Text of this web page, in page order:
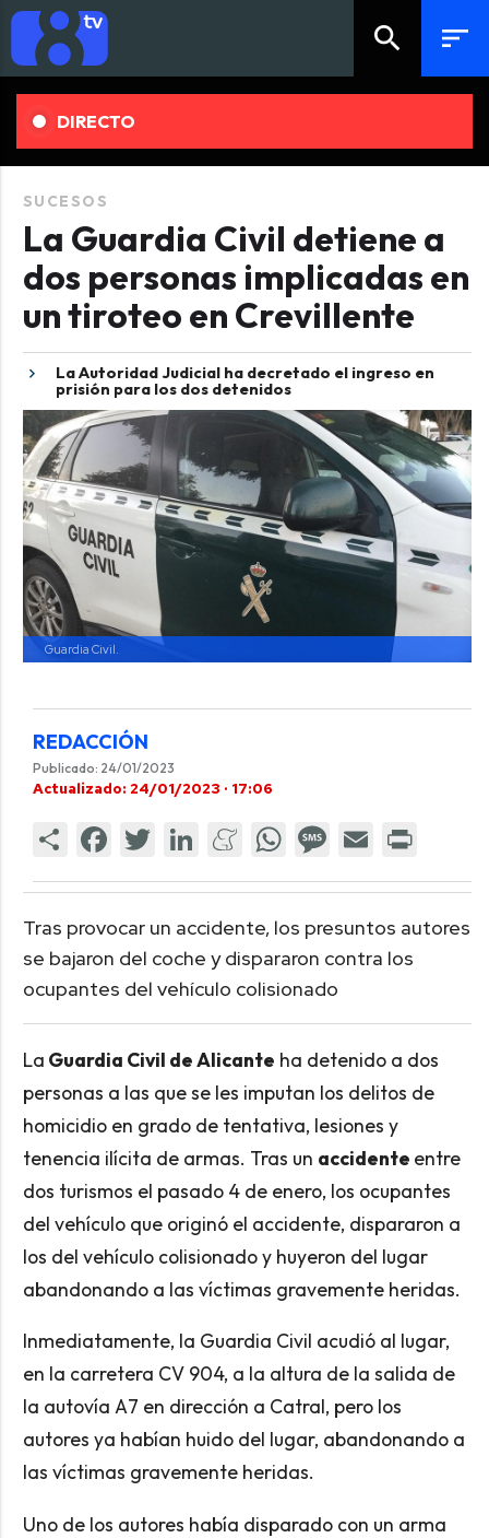
search sort
DIRECTO
SUCESOS
La Guardia Civil detiene a
dos personas implicadas en
un tiroteo en Crevillente
La Autoridad Judicial ha decretado el ingreso en
prisión para los dos detenidos
Guardia Civil.
REDACCIÓN
Publicado: 24/01/2023
Actualizado: 24/01/2023 · 17:06
Tras provocar un accidente, los presuntos autores
se bajaron del coche y dispararon contra los
ocupantes del vehículo colisionado
La Guardia Civil de Alicante ha detenido a dos
personas a las que se les imputan los delitos de
homicidio en grado de tentativa, lesiones y
tenencia ilícita de armas. Tras un accidente entre
dos turismos el pasado 4 de enero, los ocupantes
del vehículo que originó el accidente, dispararon a
los del vehículo colisionado y huyeron del lugar
abandonando a las víctimas gravemente heridas.
Inmediatamente, la Guardia Civil acudió al lugar,
en la carretera CV 904, a la altura de la salida de
la autovía A7 en dirección a Catral, pero los
autores ya habían huido del lugar, abandonando a
las víctimas gravemente heridas.
Uno de los autores había disparado con un arma